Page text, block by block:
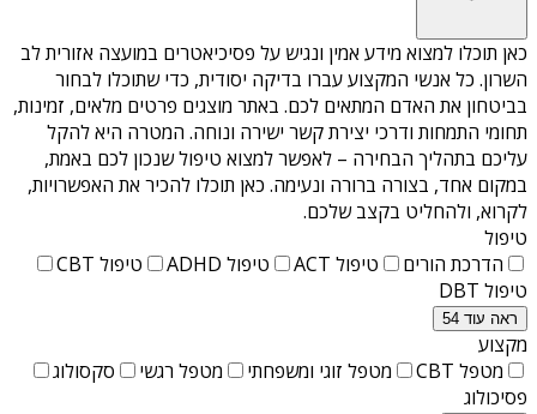
כאן תוכלו למצוא מידע אמין ונגיש על פסיכיאטרים במועצה אזורית לב
השרון. כל אנשי המקצוע עברו בדיקה יסודית, כדי שתוכלו לבחור
בביטחון את האדם המתאים לכם. באתר מוצגים פרטים מלאים, זמינות,
תחומי התמחות ודרכי יצירת קשר ישירה ונוחה. המטרה היא להקל
עליכם בתהליך הבחירה – לאפשר למצוא טיפול שנכון לכם באמת,
במקום אחד, בצורה ברורה ונעימה. כאן תוכלו להכיר את האפשרויות,
לקרוא, ולהחליט בקצב שלכם.
טיפול
הדרכת הורים
טיפול ACT טיפול ADHD
טיפול CBT
טיפול DBT
ראה עוד 54
מקצוע
מטפל CBT
מטפל זוגי ומשפחתי מטפל רגשי
סקסולוג
פסיכולוג